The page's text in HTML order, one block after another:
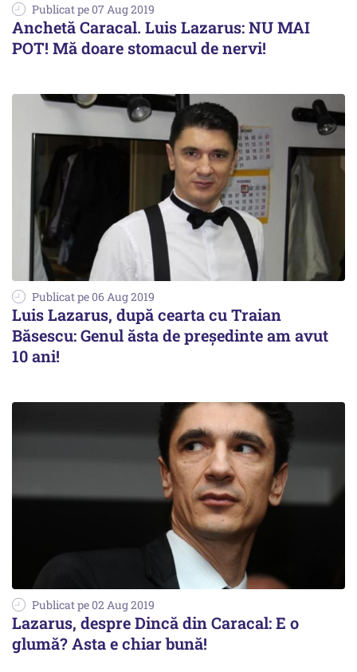
Publicat pe 07 Aug 2019
Anchetă Caracal. Luis Lazarus: NU MAI
POT! Mă doare stomacul de nervi!
Publicat pe 06 Aug 2019
Luis Lazarus, după cearta cu Traian
Băsescu: Genul ăsta de președinte am avut
10 ani!
Publicat pe 02 Aug 2019
Lazarus, despre Dincă din Caracal: E o
glumă? Asta e chiar bună!